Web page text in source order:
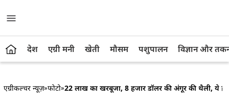
देश एग्री मनी खेती मौसम पशुपालन विज्ञान और
एग्रीकल्चर न्यूज़»फोटो»22 लाख का खरबूजा, 8 हजार डॉलर की अंगूर की थैली, ये